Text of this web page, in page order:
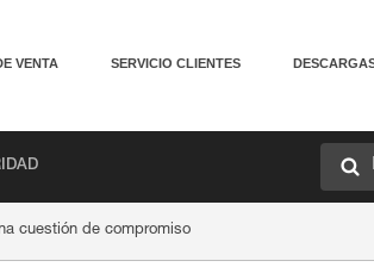
VENTA SERVICIO CLIENTES
cuestión de compromiso